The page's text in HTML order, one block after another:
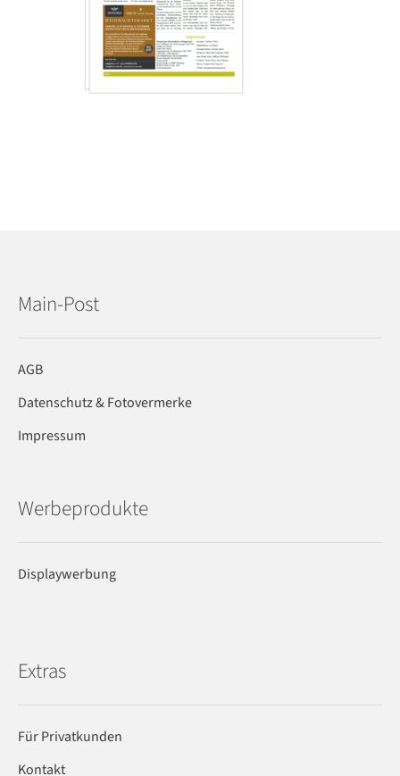
Main-Post
AGB
Datenschutz & Fotovermerke
Impressum
Werbeprodukte
Displaywerbung
Extras
Für Privatkunden
Kontakt